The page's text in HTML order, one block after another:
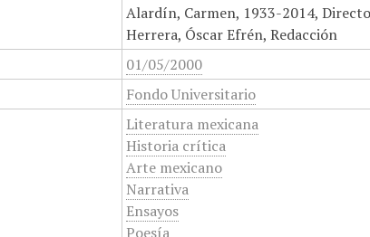
Alardín, Carmen, 1933-2014,
Herrera, Óscar Efrén, Redacción
01/05/2000
Fondo Universitario
Literatura mexicana
Historia crítica
Arte mexicano
Narrativa
Ensayos
Poesía